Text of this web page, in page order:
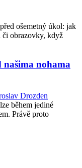
ošemetný úkol: jak
či obrazovky, když
nohama
Drozden
během jediné
Právě proto